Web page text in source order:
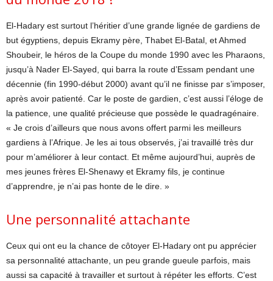
El-Hadary est surtout l’héritier d’une grande lignée de gardiens de
but égyptiens, depuis Ekramy père, Thabet El-Batal, et Ahmed
Shoubeir, le héros de la Coupe du monde 1990 avec les Pharaons,
jusqu’à Nader El-Sayed, qui barra la route d’Essam pendant une
décennie (fin 1990-début 2000) avant qu’il ne finisse par s’imposer,
après avoir patienté. Car le poste de gardien, c’est aussi l’éloge de
la patience, une qualité précieuse que possède le quadragénaire.
« Je crois d’ailleurs que nous avons offert parmi les meilleurs
gardiens à l’Afrique. Je les ai tous observés, j’ai travaillé très dur
pour m’améliorer à leur contact. Et même aujourd’hui, auprès de
mes jeunes frères El-Shenawy et Ekramy fils, je continue
d’apprendre, je n’ai pas honte de le dire. »
Une personnalité attachante
Ceux qui ont eu la chance de côtoyer El-Hadary ont pu apprécier
sa personnalité attachante, un peu grande gueule parfois, mais
aussi sa capacité à travailler et surtout à répéter les efforts. C’est